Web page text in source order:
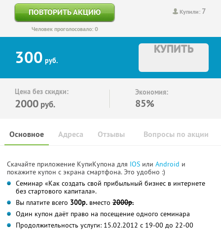
Купили: 7
ПОВТОРИТЬ АКЦИЮ
Человек проголосовало: 0
300 руб.
КУПИТЬ
Цена без скидки:
2000 руб.
Экономия:
85%
Основное Отзывы Вопросы по акции
Адреса
Скачайте приложение КупиКупона для IOS или Android и
покажите купон с экрана смартфона. Это удобно :)
Семинар «Как создать свой прибыльный бизнес в интернете
без стартового капитала».
Вы платите всего 300р. вместо 2000р.
Один купон даёт право на посещение одного семинара
Продолжительность услуги: 15.02.2012 с 19-00 до 22-00